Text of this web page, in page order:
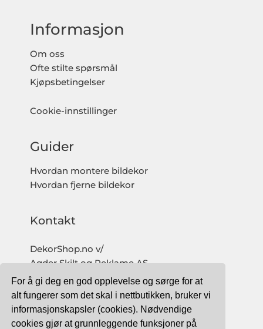
For å gi deg en god opplevelse og sørge for at
alt fungerer som det skal i nettbutikken, bruker vi
informasjonskapsler (cookies). Nødvendige
cookies gjør at grunnleggende funksjoner på
Informasjon
Om oss
Ofte stilte spørsmål
Kjøpsbetingelser
Cookie-innstillinger
Guider
Hvordan montere bildekor
Hvordan fjerne bildekor
Kontakt
DekorShop.no v/
Agder Skilt og Reklame AS
Org. nr: 997 633 016 MVA
salg@dekorshop.no
Tlf: 959 32 123